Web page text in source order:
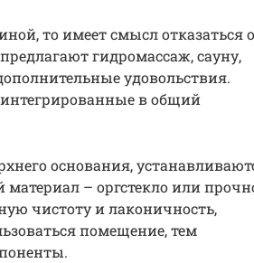
то имеет смысл отказаться
гидромассаж, сауну,
удовольствия.
в общий
основания,
– оргстекло или
чистоту и лаконичность,
помещение, тем